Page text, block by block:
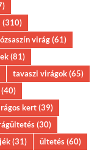
(310)
virág(61)
(81)
tavaszi virágok(65)
(40)
kert(39)
(30)
(31) ültetés(60)